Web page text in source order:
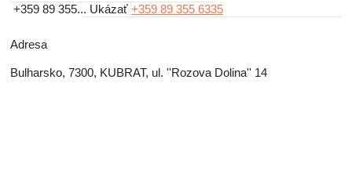
+359 89 355... Ukázať +359 89 355 6335
Adresa
Bulharsko, 7300, KUBRAT, ul. ''Rozova Dolina'' 14